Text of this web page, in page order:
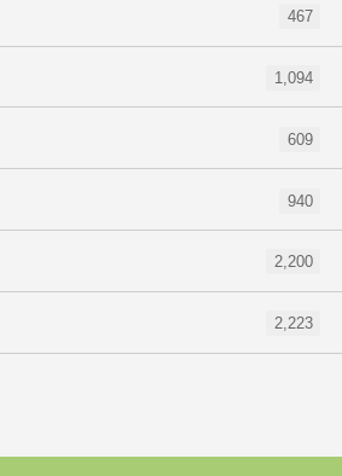
467
1,094
609
940
2,200
2,223